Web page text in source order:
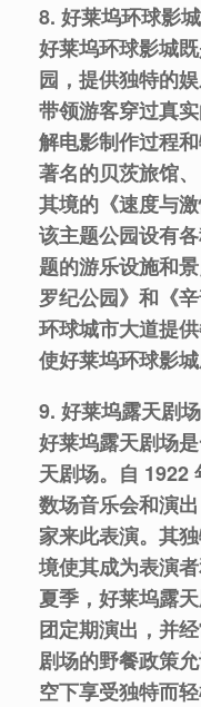
8. 好莱坞环球影城
好莱坞环球影城
园，提供独特的
带领游客穿过真
解电影制作过程
著名的贝茨旅馆
其境的《速度与激
该主题公园设有
题的游乐设施和
罗纪公园》和《
环球城市大道提
使好莱坞环球影
9. 好莱坞露天剧场
好莱坞露天剧场
天剧场。自 1922
数场音乐会和演
家来此表演。其
境使其成为表演
夏季，好莱坞露
团定期演出，并
剧场的野餐政策
空下享受独特而